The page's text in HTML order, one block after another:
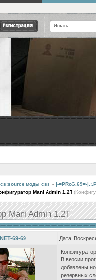
cs:source моды css » |-=PRoG.69=-
Mani Admin 1.2Т
Mani Admin 1.2Т
69-69 Дата:
В версии
добавлены
резервных